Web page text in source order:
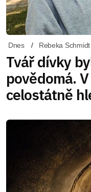
Dnes Rebeka Schmidt
Tvář dívky
povědomá.
celostátně